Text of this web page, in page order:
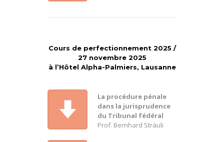
Cours de perfectionnement 2025 /
27 novembre 2025
à l’Hôtel Alpha-Palmiers, Lausanne
La procédure pénale
dans la jurisprudence
du Tribunal fédéral
Prof. Bernhard Sträuli